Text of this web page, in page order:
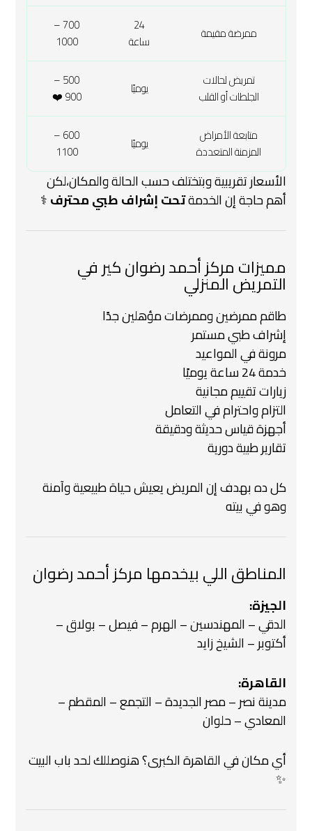
ممرضة مقيمة
24
ساعة
700 –
1000
تمريض لحالات
الجلطات أو القلب
يوميًا
500 –
900 ❤️
متابعة الأمراض
المزمنة المتعددة
يوميًا
600 –
1100
الأسعار تقريبية وبتختلف حسب الحالة والمكان،لكن
أهم حاجة إن الخدمةتحت إشراف طبي محترف‍⚕️
مميزات مركز أحمد رضوان كير في
التمريض المنزلي
طاقم ممرضين وممرضات مؤهلين جدًا
إشراف طبي مستمر
مرونة في المواعيد
خدمة 24 ساعة يوميًا
زيارات تقييم مجانية
التزام واحترام في التعامل
أجهزة قياس حديثة ودقيقة
تقارير طبية دورية
كل ده بهدف إن المريض يعيش حياة طبيعية وآمنة
وهو في بيته
المناطق اللي بيخدمها مركز أحمد رضوان
الجيزة:
الدقي – المهندسين – الهرم – فيصل – بولاق –
أكتوبر – الشيخ زايد
القاهرة:
مدينة نصر – مصر الجديدة – التجمع – المقطم –
المعادي – حلوان
أي مكان في القاهرة الكبرى؟ هنوصللك لحد باب البيت
✨